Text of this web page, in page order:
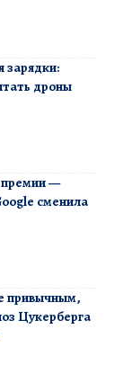
зарядки:
дроны
—
сменила
привычным,
Цукерберга